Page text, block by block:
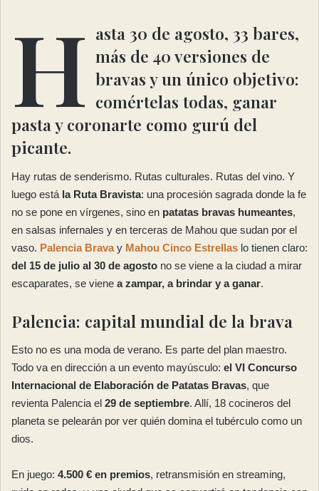
H asta 30 de agosto, 33 bares,
más de 40 versiones de
bravas y un único objetivo:
comértelas todas, ganar
pasta y coronarte como gurú del
picante.
Hay rutas de senderismo. Rutas culturales. Rutas del vino. Y
luego está la Ruta Bravista: una procesión sagrada donde la fe
no se pone en vírgenes, sino en patatas bravas humeantes,
en salsas infernales y en terceras de Mahou que sudan por el
vaso. Palencia Bravay Mahou Cinco Estrellas lo tienen claro:
del 15 de julio al 30 de agosto no se viene a la ciudad a mirar
escaparates, se viene a zampar, a brindar y a ganar.
Palencia: capital mundial de la brava
Esto no es una moda de verano. Es parte del plan maestro.
Todo va en dirección a un evento mayúsculo: el VI Concurso
Internacional de Elaboración de Patatas Bravas, que
revienta Palencia el 29 de septiembre. Allí, 18 cocineros del
planeta se pelearán por ver quién domina el tubérculo como un
dios.
En juego: 4.500 € en premios, retransmisión en streaming,